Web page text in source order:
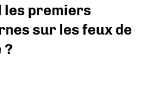
les premiers
sur les feux de
?